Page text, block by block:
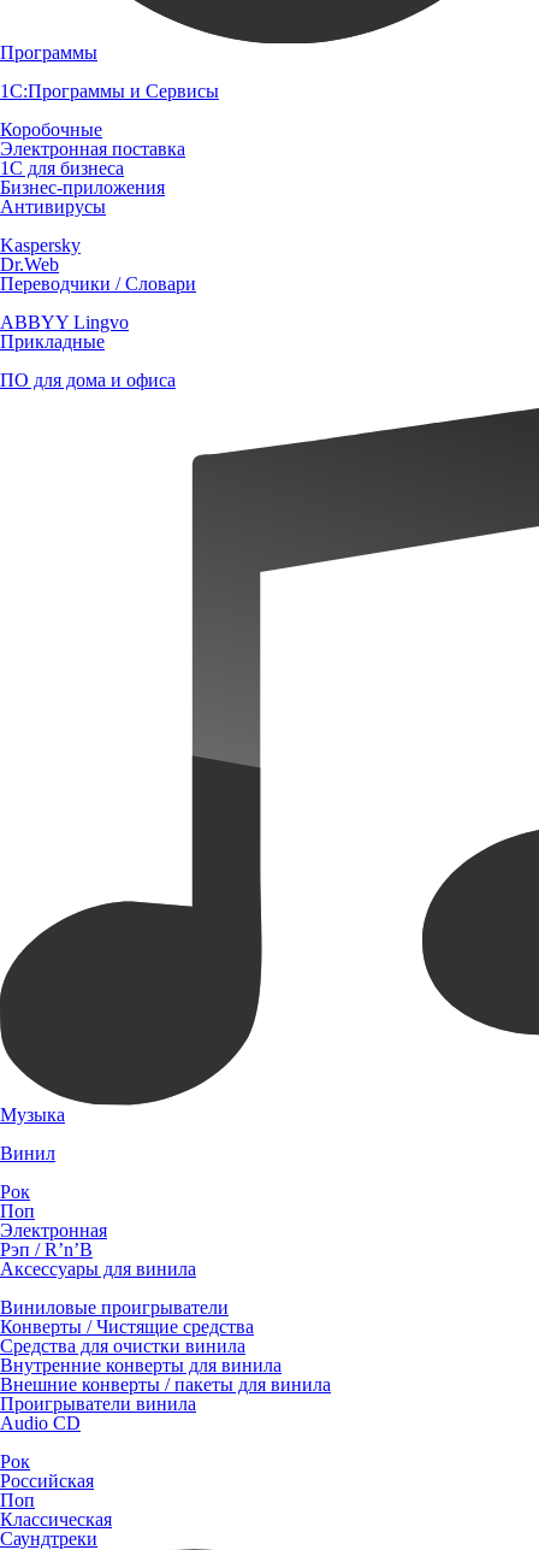
Программы
1С:Программы и Сервисы
Коробочные
Электронная поставка
1С для бизнеса
Бизнес-приложения
Антивирусы
Kaspersky
Dr.Web
Переводчики / Словари
ABBYY Lingvo
Прикладные
ПО для дома и офиса
Музыка
Винил
Рок
Поп
Электронная
Рэп / R’n’B
Аксессуары для винила
Виниловые проигрыватели
Конверты / Чистящие средства
Средства для очистки винила
Внутренние конверты для винила
Внешние конверты / пакеты для винила
Проигрыватели винила
Audio CD
Рок
Российская
Поп
Классическая
Саундтреки